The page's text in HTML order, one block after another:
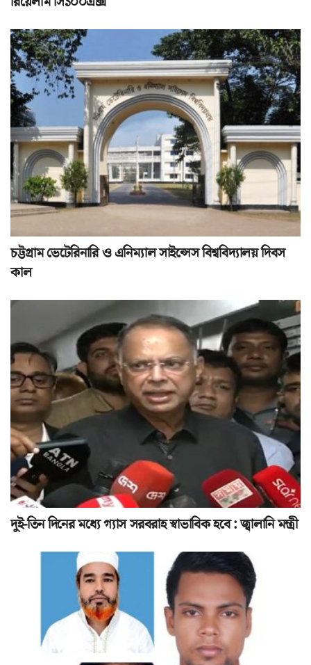
চট্টগ্রাম ভেটেরিনারি ও এনিম্যাল সাইন্সেস বিশ্ববিদ্যালয় দিবস
কাল
দুই-তিন দিনের মধ্যে গ্যাস সরবরাহ স্বাভাবিক হবে : জ্বালানি মন্ত্রী